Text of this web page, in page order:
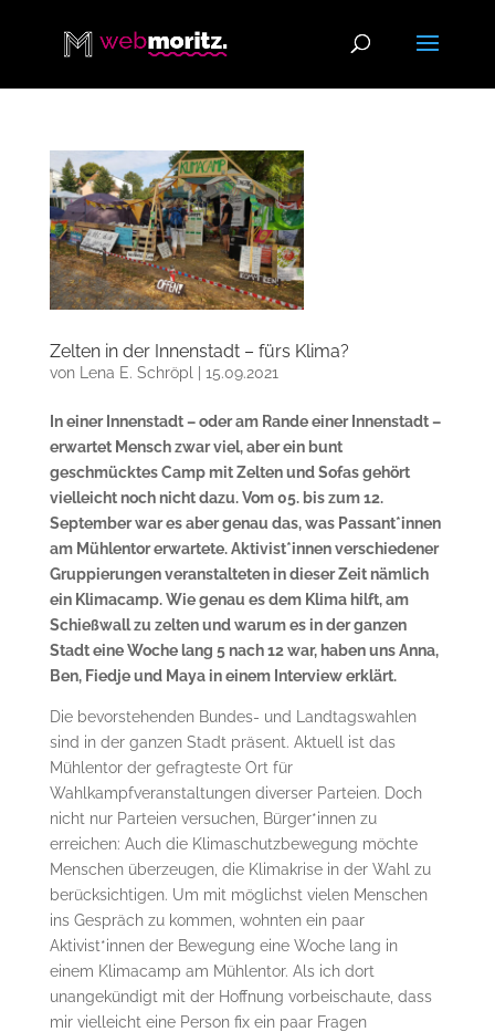
Zelten in der Innenstadt – fürs Klima?
von Lena E. Schröpl 15.09.2021
In einer Innenstadt – oder am Rande einer Innenstadt –
erwartet Mensch zwar viel, aber ein bunt
geschmücktes Camp mit Zelten und Sofas gehört
vielleicht noch nicht dazu. Vom 05. bis zum 12.
September war es aber genau das, was Passant*innen
am Mühlentor erwartete. Aktivist*innen verschiedener
Gruppierungen veranstalteten in dieser Zeit nämlich
ein Klimacamp. Wie genau es dem Klima hilft, am
Schießwall zu zelten und warum es in der ganzen
Stadt eine Woche lang 5 nach 12 war, haben uns Anna,
Ben, Fiedje und Maya in einem Interview erklärt.
Die bevorstehenden Bundes- und Landtagswahlen
sind in der ganzen Stadt präsent. Aktuell ist das
Mühlentor der gefragteste Ort für
Wahlkampfveranstaltungen diverser Parteien. Doch
nicht nur Parteien versuchen, Bürger*innen zu
erreichen: Auch die Klimaschutzbewegung möchte
Menschen überzeugen, die Klimakrise in der Wahl zu
berücksichtigen. Um mit möglichst vielen Menschen
ins Gespräch zu kommen, wohnten ein paar
Aktivist*innen der Bewegung eine Woche lang in
einem Klimacamp am Mühlentor. Als ich dort
unangekündigt mit der Hoffnung vorbeischaute, dass
mir vielleicht eine Person fix ein paar Fragen